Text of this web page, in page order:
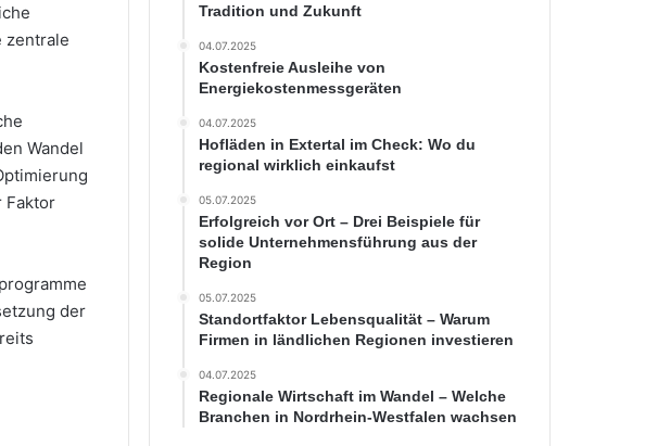
zentrale
Wandel
Faktor
der
Tradition und Zukunft
04.07.2025
Kostenfreie Ausleihe von
Energiekostenmessgeräten
04.07.2025
Hofläden in Extertal im Check: Wo du
regional wirklich einkaufst
05.07.2025
Erfolgreich vor Ort – Drei Beispiele für
solide Unternehmensführung aus der
Region
05.07.2025
Standortfaktor Lebensqualität – Warum
Firmen in ländlichen Regionen investieren
04.07.2025
Regionale Wirtschaft im Wandel – Welche
Branchen in Nordrhein-Westfalen wachsen